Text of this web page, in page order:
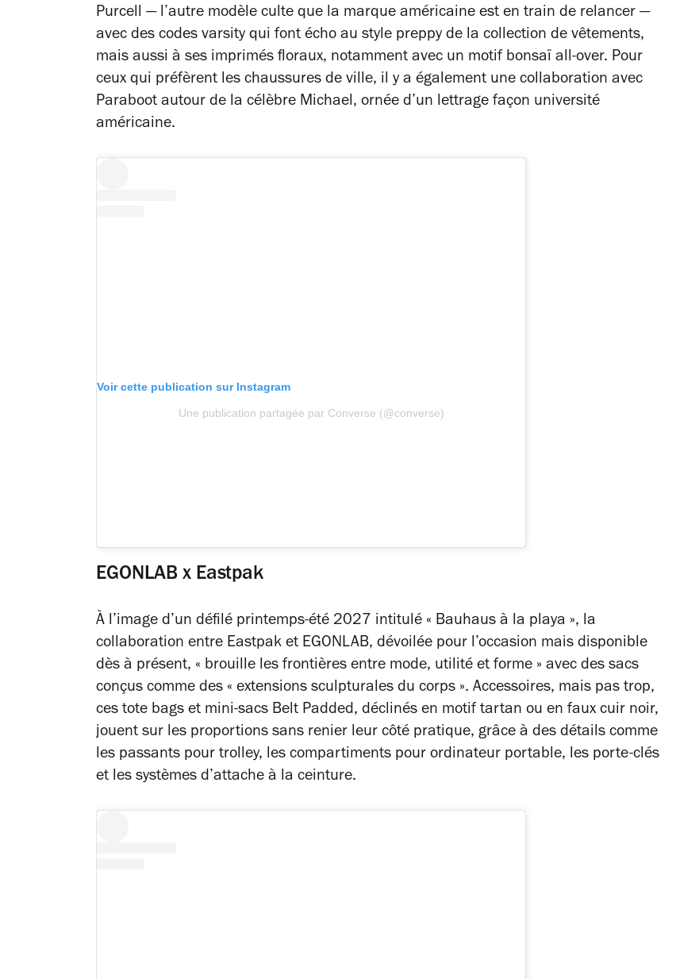
Purcell — l’autre modèle culte que la marque américaine est en train de relancer —
avec des codes varsity qui font écho au style preppy de la collection de vêtements,
mais aussi à ses imprimés floraux, notamment avec un motif bonsaï all-over. Pour
ceux qui préfèrent les chaussures de ville, il y a également une collaboration avec
Paraboot autour de la célèbre Michael, ornée d’un lettrage façon université
américaine.
Voir cette publication sur Instagram
Une publication partagée par Converse (@converse)
EGONLAB x Eastpak
À l’image d’un défilé printemps-été 2027 intitulé « Bauhaus à la playa », la
collaboration entre Eastpak et EGONLAB, dévoilée pour l’occasion mais disponible
dès à présent, « brouille les frontières entre mode, utilité et forme » avec des sacs
conçus comme des « extensions sculpturales du corps ». Accessoires, mais pas trop,
ces tote bags et mini-sacs Belt Padded, déclinés en motif tartan ou en faux cuir noir,
jouent sur les proportions sans renier leur côté pratique, grâce à des détails comme
les passants pour trolley, les compartiments pour ordinateur portable, les porte-clés
et les systèmes d’attache à la ceinture.